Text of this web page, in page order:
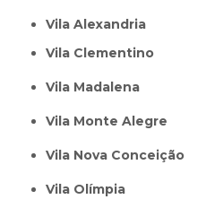
Vila Alexandria
Vila Clementino
Vila Madalena
Vila Monte Alegre
Vila Nova Conceição
Vila Olímpia